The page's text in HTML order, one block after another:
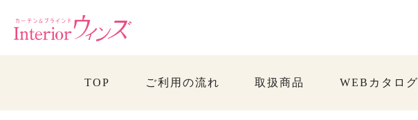
TOP ご利用の流れ 取扱商品 WEBカタログ